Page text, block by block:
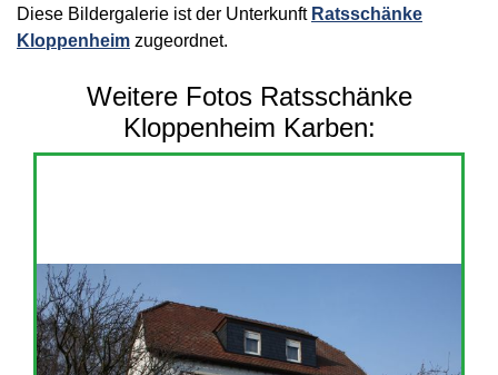
Diese Bildergalerie ist der Unterkunft Ratsschänke
Kloppenheim zugeordnet.
Weitere Fotos Ratsschänke
Kloppenheim Karben: